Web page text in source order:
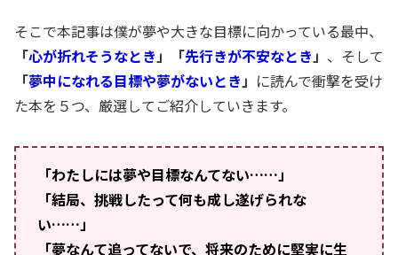
そこで本記事は僕が夢や大きな目標に向かっている最中、
「心が折れそうなとき」「先行きが不安なとき」 、そして
「夢中になれる目標や夢がないとき」 に読んで衝撃を受け
た本を５つ、厳選してご紹介していきます。
「わたしには夢や目標なんてない……」
「結局、挑戦したって何も成し遂げられな
い……」
「夢なんて追ってないで、将来のために堅実に生